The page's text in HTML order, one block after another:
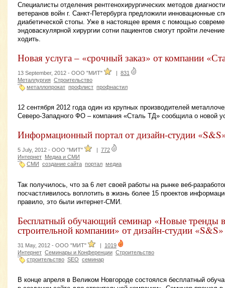
Специалисты отделения рентгенохирургических методов
ветеранов войн г. Санкт-Петербурга предложили инновационные
диабетической стопы. Уже в настоящее время с помощью
эндоваскулярной хирургии сотни пациентов смогут пройти
ходить.
Новая услуга – «срочный заказ» от компании
13 September, 2012 - ООО "МИТ" | 831
Металлургия Строительство
металлопрокат профлист профнастил
12 сентября 2012 года один из крупных производителей
Северо-Западного ФО – компания «Сталь ТД» сообщила о новой
Информационный портал от дизайн-студии
5 July, 2012 - ООО "МИТ" | 772
Интернет Медиа и СМИ
СМИ создание сайта портал медиа
Так получилось, что за 6 лет своей работы на рынке веб-
посчастливилось воплотить в жизнь более 15 проектов
правило, это были интернет-СМИ.
Бесплатный обучающий семинар «Новые тренды в
строительной компании» от дизайн-студии «S&S»
31 May, 2012 - ООО "МИТ" | 1019
Интернет Семинары и Конференции Строительство
строительство SEO семинар
В конце апреля в Великом Новгороде состоялся бесплатный